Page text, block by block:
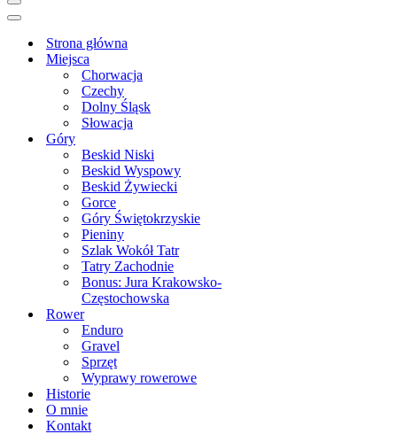
Menu
nawigacji
Menu
nawigacjiStrona główna
Miejsca
Chorwacja
Czechy
Dolny Śląsk
Słowacja
Góry
Beskid Niski
Beskid Wyspowy
Beskid Żywiecki
Gorce
Góry Świętokrzyskie
Pieniny
Szlak Wokół Tatr
Tatry Zachodnie
Bonus: Jura Krakowsko-
Częstochowska
Rower
Enduro
Gravel
Sprzęt
Wyprawy rowerowe
Historie
O mnie
Kontakt